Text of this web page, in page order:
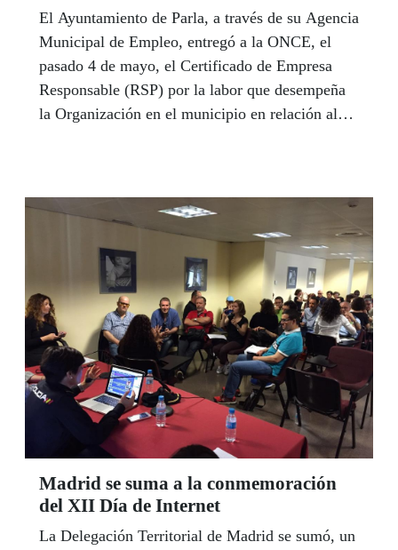
El Ayuntamiento de Parla, a través de su Agencia
Municipal de Empleo, entregó a la ONCE, el
pasado 4 de mayo, el Certificado de Empresa
Responsable (RSP) por la labor que desempeña
la Organización en el municipio en relación al
Madrid se suma a la conmemoración
del XII Día de Internet
La Delegación Territorial de Madrid se sumó, un